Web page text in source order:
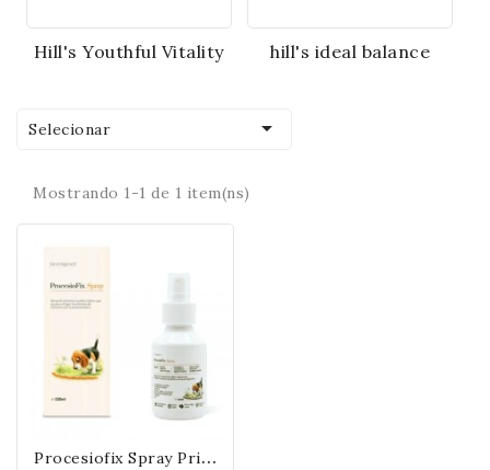
Hill's Youthful Vitality hill's ideal balance
Selecionar 
Mostrando 1-1 de 1 item(ns)
P
Rocesiofix Spray Primeros Auxilios Contra Procesionaria En Perros